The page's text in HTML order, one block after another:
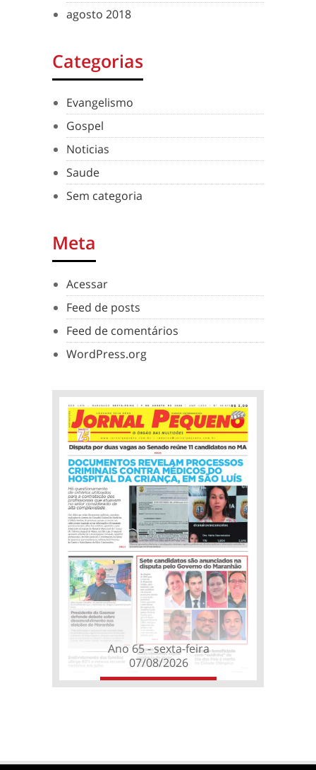
agosto 2018
Categorias
Evangelismo
Gospel
Noticias
Saude
Sem categoria
Meta
Acessar
Feed de posts
Feed de comentários
WordPress.org
Ano 65 - sexta-feira
07/08/2026